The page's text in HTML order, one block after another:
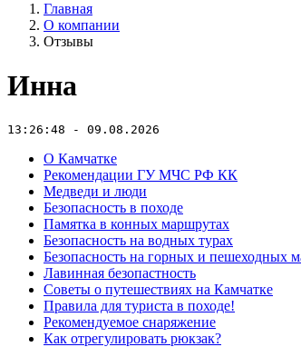
Главная
О компании
Отзывы
Инна
13:26:48 - 09.08.2026
О Камчатке
Рекомендации ГУ МЧС РФ КК
Медведи и люди
Безопасность в походе
Памятка в конных маршрутах
Безопасность на водных турах
Безопасность на горных и пешеходных
Лавинная безопастность
Советы о путешествиях на Камчатке
Правила для туриста в походе!
Рекомендуемое снаряжение
Как отрегулировать рюкзак?